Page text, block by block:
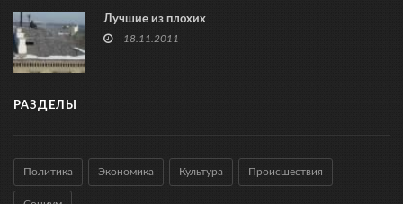
Лучшие из плохих
18.11.2011
РАЗДЕЛЫ
Политика Экономика Культура Происшествия